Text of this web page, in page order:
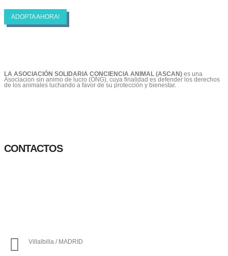
ADOPTA AHORA!
LA ASOCIACIÓN SOLIDARIA CONCIENCIA ANIMAL (ASCAN) es una
Asociacion sin animo de lucro (ONG), cuya finalidad es defender los derechos
de los animales luchando a favor de su protección y bienestar.
CONTACTOS
Villalbilla / MADRID